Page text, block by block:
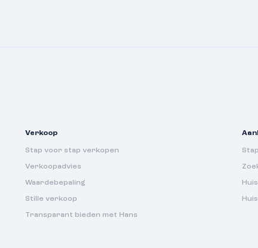
Verkoop
Stap voor stap verkopen
Verkoopadvies
Waardebepaling
Stille verkoop
Transparant bieden met Hans